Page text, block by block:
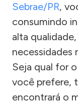
Sebrae/PR,
consumindo
alta
necessidades
Seja qual for
você prefere,
encontrará o